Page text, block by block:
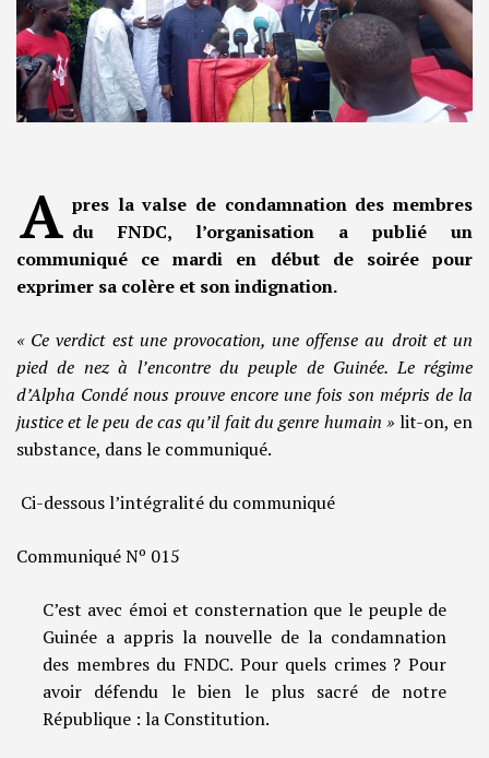
A pres la valse de condamnation des membres
du FNDC, l’organisation a publié un
communiqué ce mardi en début de soirée pour
exprimer sa colère et son indignation.
« Ce verdict est une provocation, une offense au droit et un
pied de nez à l’encontre du peuple de Guinée. Le régime
d’Alpha Condé nous prouve encore une fois son mépris de la
justice et le peu de cas qu’il fait du genre humain » lit-on, en
substance, dans le communiqué.
Ci-dessous l’intégralité du communiqué
Communiqué Nº 015
C’est avec émoi et consternation que le peuple de
Guinée a appris la nouvelle de la condamnation
des membres du FNDC. Pour quels crimes ? Pour
avoir défendu le bien le plus sacré de notre
République : la Constitution.